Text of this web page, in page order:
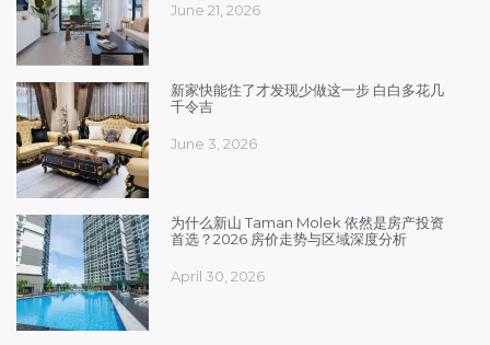
June 21, 2026
新家快能住了才发现少做这一步 白白多花几
千令吉
June 3, 2026
为什么新山 Taman Molek 依然是房产投资
首选？2026 房价走势与区域深度分析
April 30, 2026